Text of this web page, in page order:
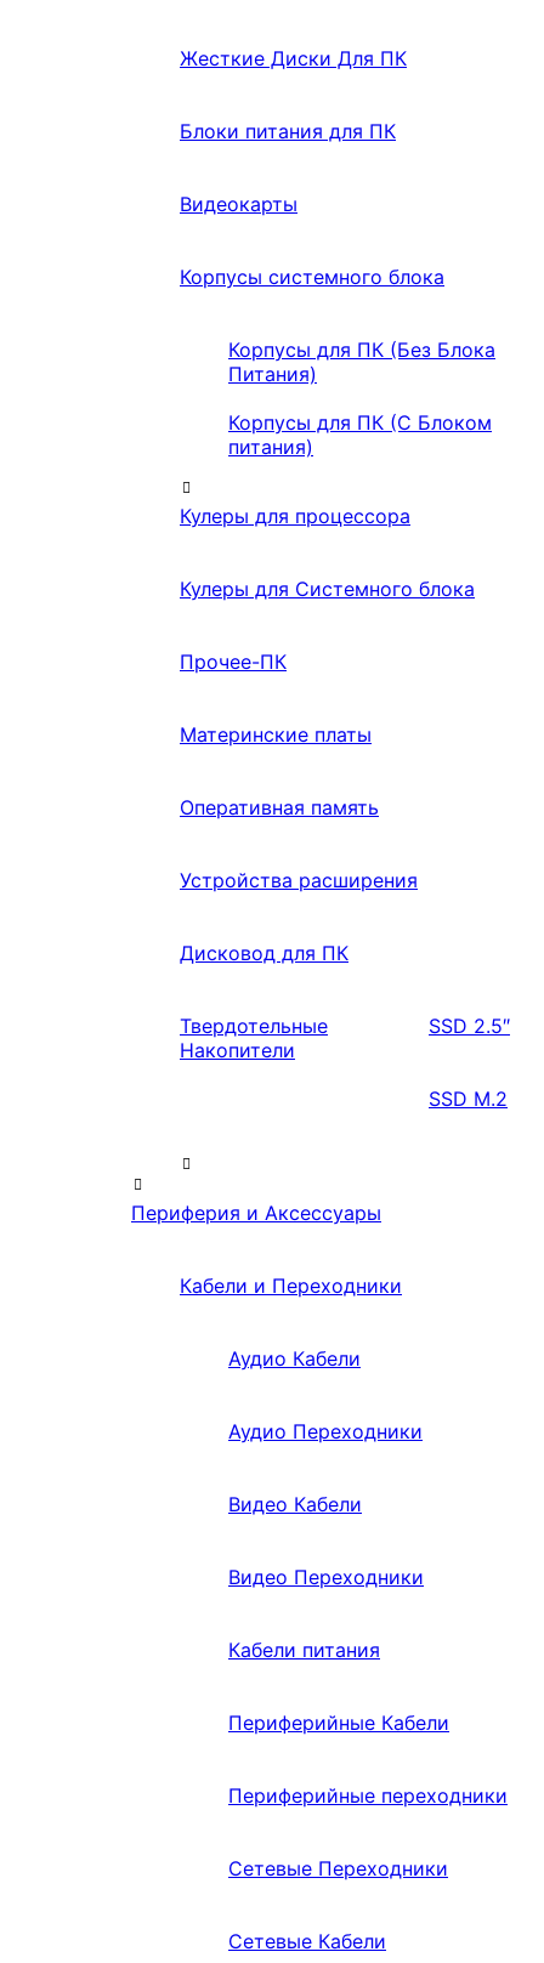
Жесткие Диски Для ПК
Блоки питания для ПК
Видеокарты
Корпусы системного блока
Корпусы для ПК (Без Блока
Питания)
Корпусы для ПК (С Блоком
питания)
Кулеры для процессора
Кулеры для Системного блока
Прочее-ПК
Материнские платы
Оперативная память
Устройства расширения
Дисковод для ПК
Твердотельные
Накопители
SSD 2.5″
SSD M.2
Периферия и Аксессуары
Кабели и Переходники
Аудио Кабели
Аудио Переходники
Видео Кабели
Видео Переходники
Кабели питания
Периферийные Кабели
Периферийные переходники
Сетевые Переходники
Сетевые Кабели